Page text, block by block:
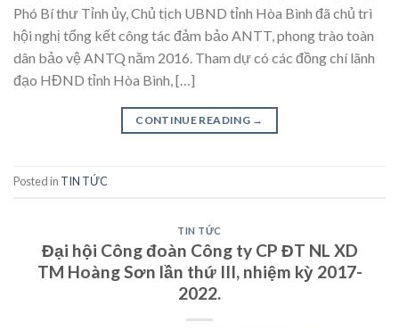
Phó Bí thư Tỉnh ủy, Chủ tịch UBND tỉnh Hòa Bình đã chủ trì
hội nghị tổng kết công tác đảm bảo ANTT, phong trào toàn
dân bảo vệ ANTQ năm 2016. Tham dự có các đồng chí lãnh
đạo HĐND tỉnh Hòa Bình, […]
CONTINUE READING →
Posted in TIN TỨC
TIN TỨC
Đại hội Công đoàn Công ty CP ĐT NL XD
TM Hoàng Sơn lần thứ III, nhiệm kỳ 2017-
2022.